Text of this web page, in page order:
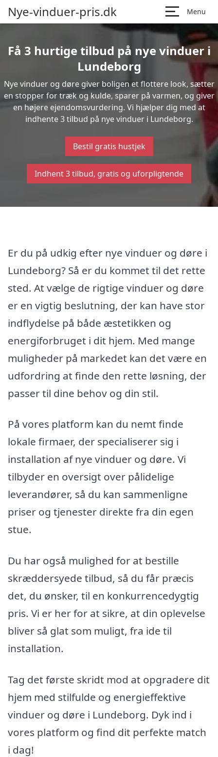
Nye-vinduer-pris.dk Menu
Få 3 hurtige tilbud på nye vinduer i
Lundeborg
Nye vinduer og døre giver boligen et flottere look, sætter
en stopper for træk og kulde, sparer på varmen, og giver
en højere ejendomsvurdering. Vi hjælper dig med at
indhente 3 tilbud på nye vinduer i Lundeborg.
Bestil gratis hustjek
Indhent 3 tilbud, gratis og uforpligtende
Er du på udkig efter nye vinduer og døre i
Lundeborg? Så er du kommet til det rette
sted. At vælge de rigtige vinduer og døre
er en vigtig beslutning, der kan have stor
indflydelse på både æstetikken og
energiforbruget i dit hjem. Med mange
muligheder på markedet kan det være en
udfordring at finde den rette løsning, der
passer til dine behov og din stil.
På vores platform kan du nemt finde
lokale firmaer, der specialiserer sig i
installation af nye vinduer og døre. Vi
tilbyder en oversigt over pålidelige
leverandører, så du kan sammenligne
priser og tjenester direkte fra din egen
stue.
Du har også mulighed for at bestille
skræddersyede tilbud, så du får præcis
det, du ønsker, til en konkurrencedygtig
pris. Vi er her for at sikre, at din oplevelse
bliver så glat som muligt, fra ide til
installation.
Tag det første skridt mod at opgradere dit
hjem med stilfulde og energieffektive
vinduer og døre i Lundeborg. Dyk ind i
vores platform og find dit perfekte match
i dag!